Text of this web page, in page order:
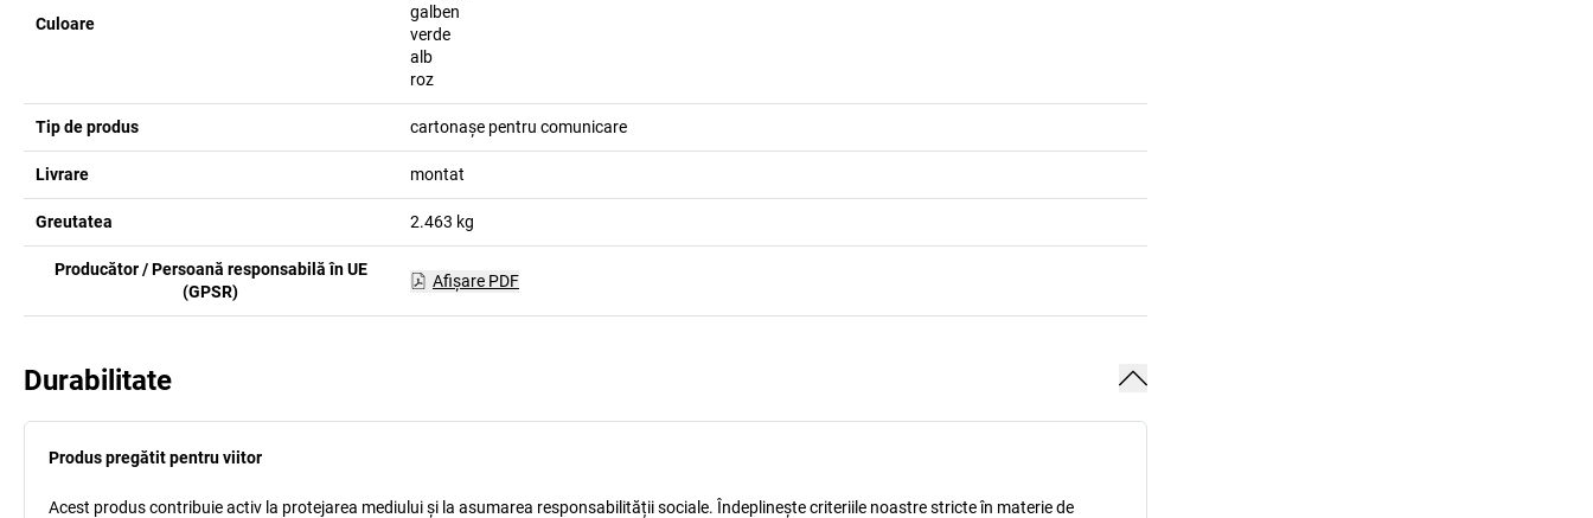
Culoare
galben
verde
alb
roz
Tip de produs cartonașe pentru comunicare
Livrare montat
Greutatea 2.463 kg
Producător / Persoană responsabilă în UE
(GPSR)
Afişare PDF
Durabilitate
Produs pregătit pentru viitor
Acest produs contribuie activ la protejarea mediului și la asumarea responsabilității sociale. Îndeplinește criteriile noastre stricte în materie de